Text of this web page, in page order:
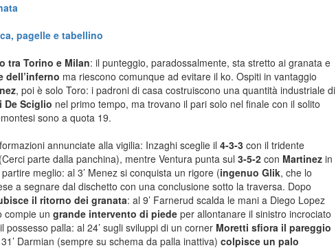
pagelle e tabellino
tra Torino e Milan: il punteggio, paradossalmente, sta stretto ai granata e
dell’inferno ma riescono comunque ad evitare il ko. Ospiti in vantaggio
, poi è solo Toro: i padroni di casa costruiscono una quantità industriale di
De Sciglio nel primo tempo, ma trovano il pari solo nel finale con il solito
sono a quota 19.
annunciate alla vigilia: Inzaghi sceglie il 4-3-3 con il tridente
(Cerci parte dalla panchina), mentre Ventura punta sul 3-5-2 con Martinez in
meglio: al 3’ Menez si conquista un rigore (ingenuo Glik, che lo
a segnare dal dischetto con una conclusione sotto la traversa. Dopo
il ritorno dei granata: al 9’ Farnerud scalda le mani a Diego Lopez
compie un grande intervento di piede per allontanare il sinistro incrociato
palla: al 24’ sugli sviluppi di un corner Moretti sfiora il pareggio
Darmian (sempre su schema da palla inattiva) colpisce un palo